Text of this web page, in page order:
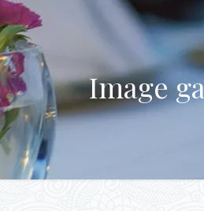
Image